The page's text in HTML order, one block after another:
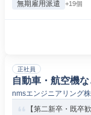
無期雇用派遣 +19個
正社員
自動車・航空機
nmsエンジニアリング
【第二新卒・既卒